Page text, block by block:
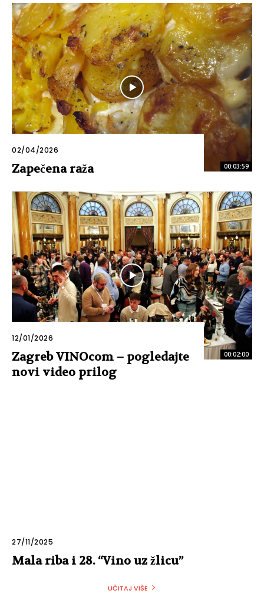
00:03:59
02/04/2026
Zapečena raža
00:02:00
12/01/2026
Zagreb VINOcom – pogledajte
novi video prilog
27/11/2025
Mala riba i 28. “Vino uz žlicu”
UČITAJ VIŠE